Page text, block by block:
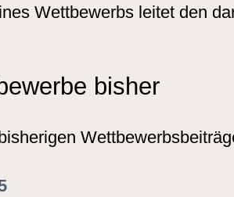
Wettbewerbs leitet den
bisher